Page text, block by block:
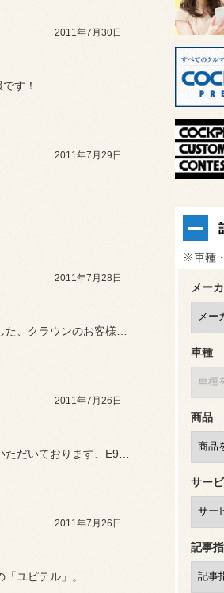
2011年7月30日
す！
2011年7月29日
2011年7月28日
2011年7月26日
2011年7月26日
ユピテル」。
※車種
メー
車種
商品
サー
記事